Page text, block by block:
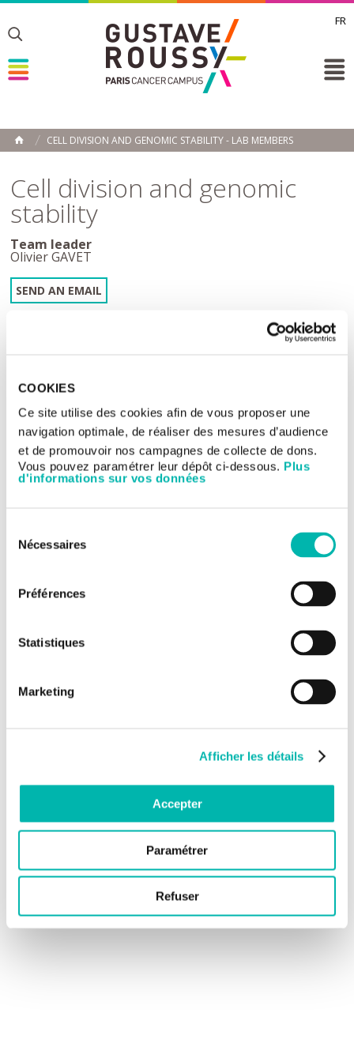
COOKIES
Ce site utilise des cookies afin de vous proposer une
navigation optimale, de réaliser des mesures d’audience
et de promouvoir nos campagnes de collecte de dons.
Vous pouvez paramétrer leur dépôt ci-dessous. Plus
d'informations sur vos données
Nécessaires
Préférences
Statistiques
Marketing
Afficher les détails
Accepter
Paramétrer
Refuser
FR
Toggle
Toggle
HOME
CELL DIVISION AND GENOMIC STABILITY - LAB MEMBERS
Cell division and genomic
stability
Team leader
Olivier GAVET
SEND AN EMAIL
Lab members
Marion Poteau (Doctorante, U. Paris-Saclay)
Stacy FOULANE (Master 2, U. Claude Bernard – Lyon I)